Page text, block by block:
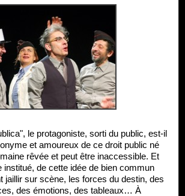
et amoureux de ce droit public né
rêvée et peut être inaccessible. Et
institué, de cette idée de bien commun
jaillir sur scène, les forces du destin, des
des émotions, des tableaux… À